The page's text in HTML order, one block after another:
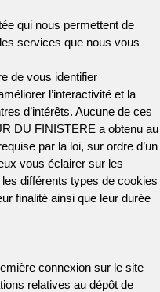
qui nous permettent de
services que nous vous
de vous identifier
l’interactivité et la
d’intérêts. Aucune de ces
DU FINISTERE a obtenu au
par la loi, sur ordre d’un
vous éclairer sur les
différents types de cookies
finalité ainsi que leur durée
connexion sur le site
relatives au dépôt de